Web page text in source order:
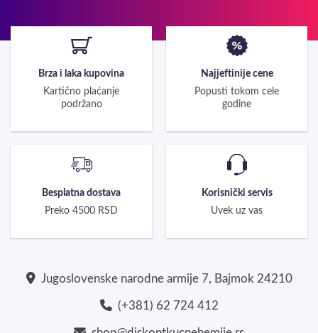
Brza i laka kupovina
Kartično plaćanje
podržano
Najjeftinije cene
Popusti tokom cele
godine
Besplatna dostava
Preko 4500 RSD
Korisnički servis
Uvek uz vas
Jugoslovenske narodne armije 7, Bajmok 24210
(+381) 62 724 412